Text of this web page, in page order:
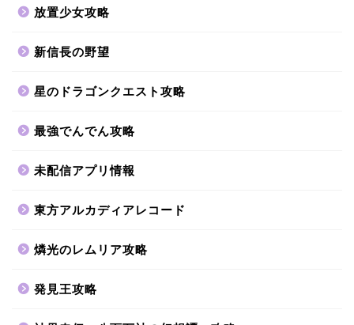
放置少女攻略
新信長の野望
星のドラゴンクエスト攻略
最強でんでん攻略
未配信アプリ情報
東方アルカディアレコード
燐光のレムリア攻略
発見王攻略